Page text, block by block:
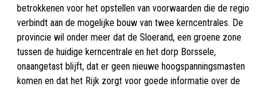
betrokkenen voor het opstellen van voorwaarden die de regio
verbindt aan de mogelijke bouw van twee kerncentrales. De
provincie wil onder meer dat de Sloerand, een groene zone
tussen de huidige kerncentrale en het dorp Borssele,
onaangetast blijft, dat er geen nieuwe hoogspanningsmasten
komen en dat het Rijk zorgt voor goede informatie over de